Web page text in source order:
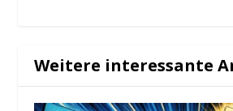
Weitere interessante